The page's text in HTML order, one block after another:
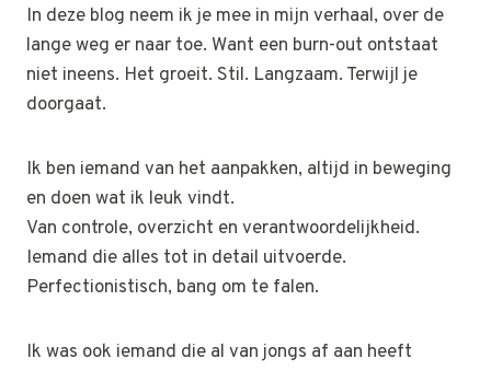
In deze blog neem ik je mee in mijn verhaal, over de
lange weg er naar toe. Want een burn-out ontstaat
niet ineens. Het groeit. Stil. Langzaam. Terwijl je
doorgaat.
Ik ben iemand van het aanpakken, altijd in beweging
en doen wat ik leuk vindt.
Van controle, overzicht en verantwoordelijkheid.
Iemand die alles tot in detail uitvoerde.
Perfectionistisch, bang om te falen.
Ik was ook iemand die al van jongs af aan heeft